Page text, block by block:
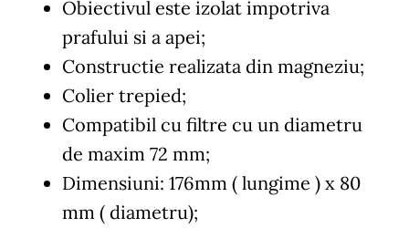
Obiectivul este izolat impotriva
prafului si a apei;
Constructie realizata din magneziu;
Colier trepied;
Compatibil cu filtre cu un diametru
de maxim 72 mm;
Dimensiuni: 176mm ( lungime ) x 80
mm ( diametru);